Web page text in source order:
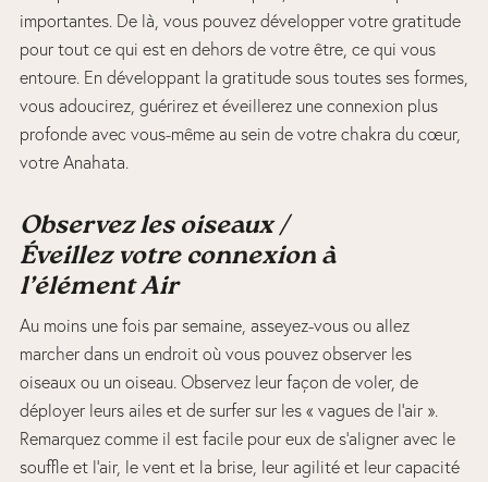
importantes. De là, vous pouvez développer votre gratitude
pour tout ce qui est en dehors de votre être, ce qui vous
entoure. En développant la gratitude sous toutes ses formes,
vous adoucirez, guérirez et éveillerez une connexion plus
profonde avec vous-même au sein de votre chakra du cœur,
votre Anahata.
Observez les oiseaux /
Éveillez votre connexion à
l’élément Air
Au moins une fois par semaine, asseyez-vous ou allez
marcher dans un endroit où vous pouvez observer les
oiseaux ou un oiseau. Observez leur façon de voler, de
déployer leurs ailes et de surfer sur les « vagues de l’air ».
Remarquez comme il est facile pour eux de s’aligner avec le
souffle et l’air, le vent et la brise, leur agilité et leur capacité